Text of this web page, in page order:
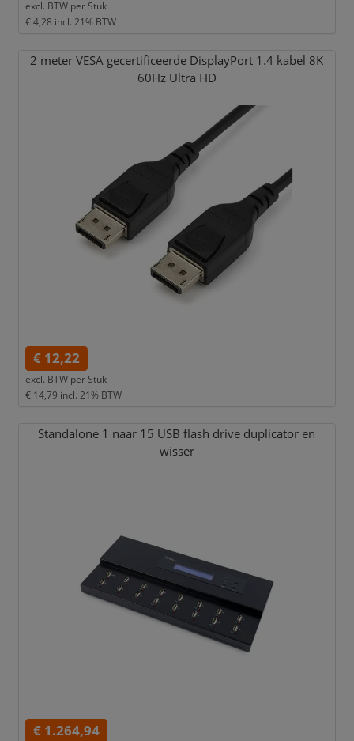
excl. BTW per Stuk
€ 4,28 incl. 21% BTW
2 meter VESA gecertificeerde DisplayPort 1.4 kabel 8K
60Hz Ultra HD
€ 12,22
excl. BTW per Stuk
€ 14,79 incl. 21% BTW
Standalone 1 naar 15 USB flash drive duplicator en
wisser
€ 1.264,94